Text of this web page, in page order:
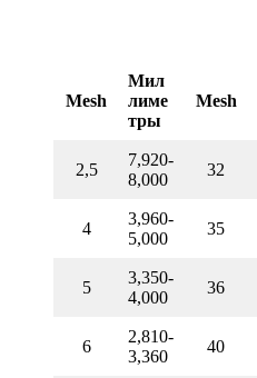
Mesh
Мил
лиме
тры
Mesh
2,5
7,920-
8,000
32
4
3,960-
5,000
35
5
3,350-
4,000
36
6
2,810-
3,360
40